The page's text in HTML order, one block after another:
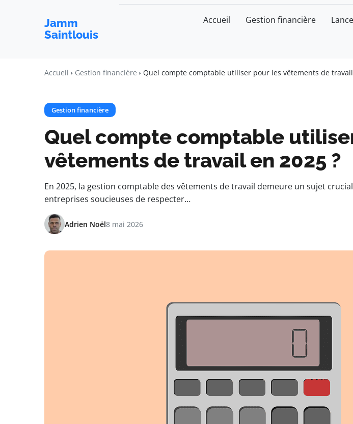
Jamm
Saintlouis
Accueil Gestion financière
Accueil Gestion financière Quel compte comptable utiliser pour les vêtements de travail
Gestion financière
Quel compte comptable
vêtements de travail en 2025 ?
En 2025, la gestion comptable des vêtements de travail demeure un sujet
entreprises soucieuses de respecter…
Adrien Noël8 mai 2026